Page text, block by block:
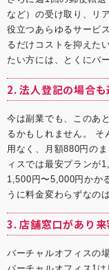
など）の受け取り、リ
役立つあらゆるサービ
るだけコストを抑えた
たい方には、とくにバ
2. 法人登記の場合
今は副業でも、このあ
るかもしれません。 そ
用なく、月額880円の
ィスでは最安プランが
1,500円〜5,000円かか
うに料金変わらずなの
3. 店舗窓口があり
バーチャルオフィスの